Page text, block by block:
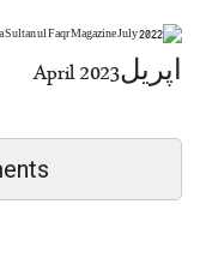
اپریل2023 April